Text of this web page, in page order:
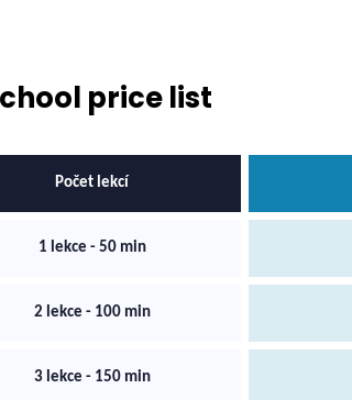
price list
Počet lekcí
1 lekce - 50 min
2 lekce - 100 min
3 lekce - 150 min